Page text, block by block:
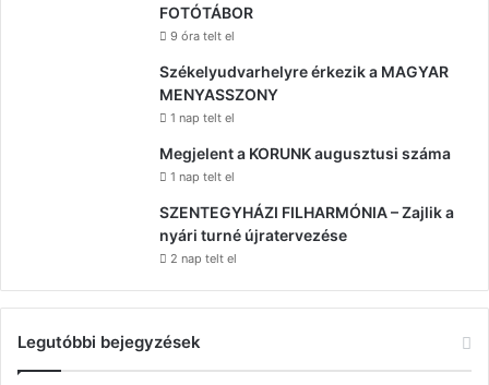
FOTÓTÁBOR
9 óra telt el
Székelyudvarhelyre érkezik a MAGYAR
MENYASSZONY
1 nap telt el
Megjelent a KORUNK augusztusi száma
1 nap telt el
SZENTEGYHÁZI FILHARMÓNIA – Zajlik a
nyári turné újratervezése
2 nap telt el
Legutóbbi bejegyzések